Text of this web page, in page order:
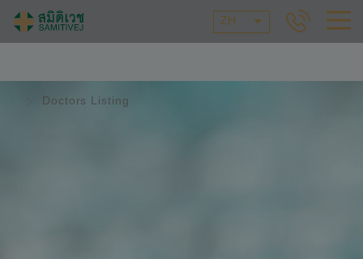
ZH
Doctors Listing